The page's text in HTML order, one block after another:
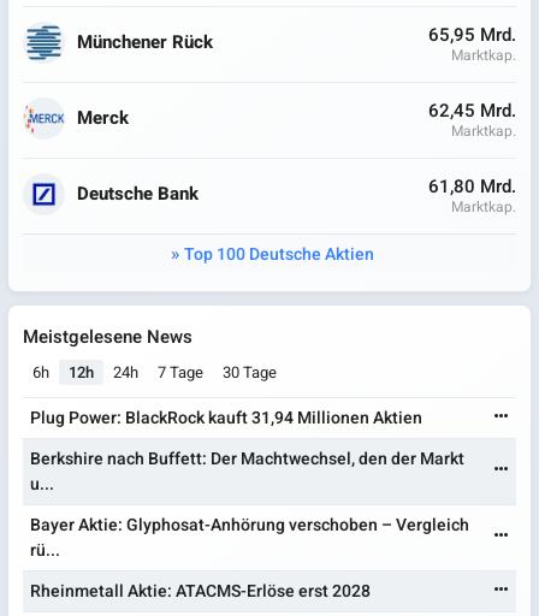
Münchener Rück 65,95 Mrd.
Marktkap.
Merck 62,45 Mrd.
Marktkap.
Deutsche Bank 61,80 Mrd.
Marktkap.
Top 100 Deutsche Aktien
Meistgelesene News
6h 12h 24h 7 Tage 30 Tage
Plug Power: BlackRock kauft 31,94 Millionen Aktien
Berkshire nach Buffett: Der Machtwechsel, den der Markt
u...
Bayer Aktie: Glyphosat-Anhörung verschoben – Vergleich
rü...
Rheinmetall Aktie: ATACMS-Erlöse erst 2028